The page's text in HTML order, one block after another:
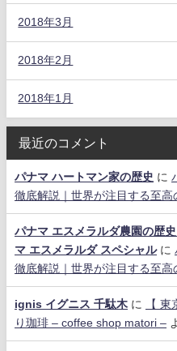
2018年3月
2018年2月
2018年1月
最近のコメント
パナマ ハートマン家の歴史 に
徹底解説｜世界が注目する至高
パナマ エスメラルダ農園の歴
マ エスメラルダ スペシャルに
徹底解説｜世界が注目する至高
ignis イグニス 千駄木 に
【
り珈琲 – coffee shop matori –